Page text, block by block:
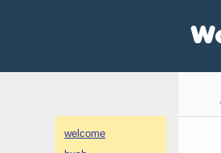
welcome